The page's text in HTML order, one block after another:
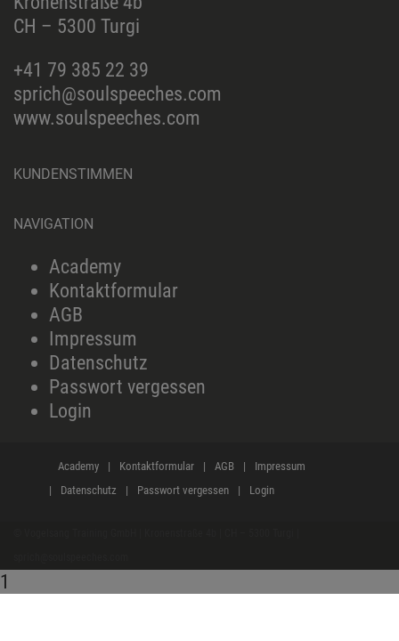
CH – 5300 Turgi
+41 79 385 22 39
sprich@soulspeeches.com
www.soulspeeches.com
KUNDENSTIMMEN
NAVIGATION
Academy
Kontaktformular
AGB
Impressum
Datenschutz
Passwort vergessen
Login
Academy Kontaktformular AGB
Impressum
Datenschutz
Passwort vergessen Login
1